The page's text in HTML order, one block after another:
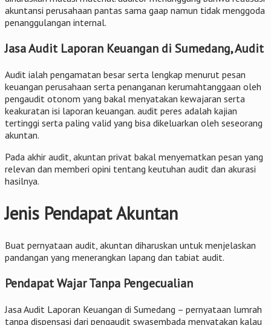
akuntansi perusahaan pantas sama gaap namun tidak menggoda
penanggulangan internal.
Jasa Audit Laporan Keuangan di Sumedang, Audit
Audit ialah pengamatan besar serta lengkap menurut pesan
keuangan perusahaan serta penanganan kerumahtanggaan oleh
pengaudit otonom yang bakal menyatakan kewajaran serta
keakuratan isi laporan keuangan. audit peres adalah kajian
tertinggi serta paling valid yang bisa dikeluarkan oleh seseorang
akuntan.
Pada akhir audit, akuntan privat bakal menyematkan pesan yang
relevan dan memberi opini tentang keutuhan audit dan akurasi
hasilnya.
Jenis Pendapat Akuntan
Buat pernyataan audit, akuntan diharuskan untuk menjelaskan
pandangan yang menerangkan lapang dan tabiat audit.
Pendapat Wajar Tanpa Pengecualian
Jasa Audit Laporan Keuangan di Sumedang – pernyataan lumrah
tanpa dispensasi dari pengaudit swasembada menyatakan kalau